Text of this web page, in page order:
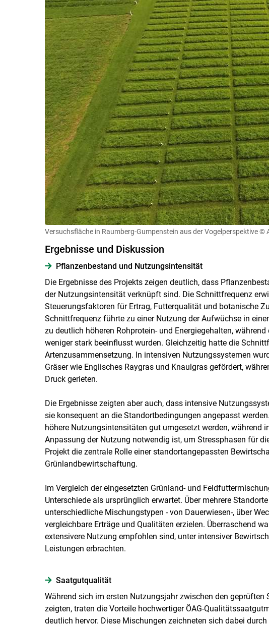
Versuchsfläche in Raumberg-Gumpenstein aus der Vogelperspektive ©
Ergebnisse und Diskussion
Pflanzenbestand und Nutzungsintensität
Die Ergebnisse des Projekts zeigen deutlich, dass
der Nutzungsintensität verknüpft sind. Die Schnittfrequenz
Steuerungsfaktoren für Ertrag, Futterqualität und botanische
Schnittfrequenz führte zu einer Nutzung der Aufwüchse in
zu deutlich höheren Rohprotein- und Energiegehalten,
weniger stark beeinflusst wurden. Gleichzeitig hatte die
Artenzusammensetzung. In intensiven Nutzungssystemen
Gräser wie Englisches Raygras und Knaulgras gefördert,
Druck gerieten.
Die Ergebnisse zeigten aber auch, dass intensive
sie konsequent an die Standortbedingungen angepasst
höhere Nutzungsintensitäten gut umgesetzt werden, während
Anpassung der Nutzung notwendig ist, um Stressphasen für
Projekt die zentrale Rolle einer standortangepassten
Grünlandbewirtschaftung.
Im Vergleich der eingesetzten Grünland- und
Unterschiede als ursprünglich erwartet. Über mehrere
unterschiedliche Mischungstypen - von Dauerwiesen-, über
vergleichbare Erträge und Qualitäten erzielen. Überraschend
extensivere Nutzung empfohlen sind, unter intensiver
Leistungen erbrachten.
Saatgutqualität
Während sich im ersten Nutzungsjahr zwischen den
zeigten, traten die Vorteile hochwertiger ÖAG-
deutlich hervor. Diese Mischungen zeichneten sich dabei